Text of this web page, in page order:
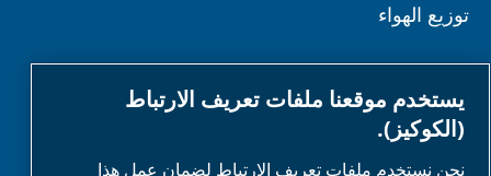
توزيع الهواء
الحلول
يستخدم موقعنا ملفات تعريف الارتباط
(الكوكيز).
نحن نستخدم ملفات تعريف الارتباط لضمان عمل هذا